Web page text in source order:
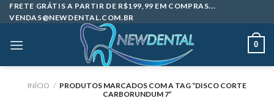
Skip
to
FRETE GRÁTIS A PARTIR DE R$199,99 EM COMPRAS...
VENDAS@NEWDENTAL.COM.BR
0
INÍCIO / PRODUTOS MARCADOS COM A TAG “DISCO CORTE
CARBORUNDUM 7”